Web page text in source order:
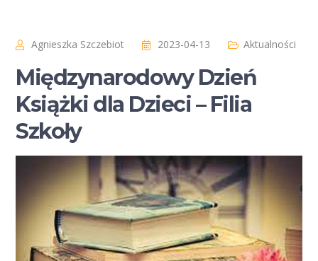
Agnieszka Szczebiot 2023-04-13 Aktualności
Międzynarodowy Dzień
Książki dla Dzieci – Filia
Szkoły